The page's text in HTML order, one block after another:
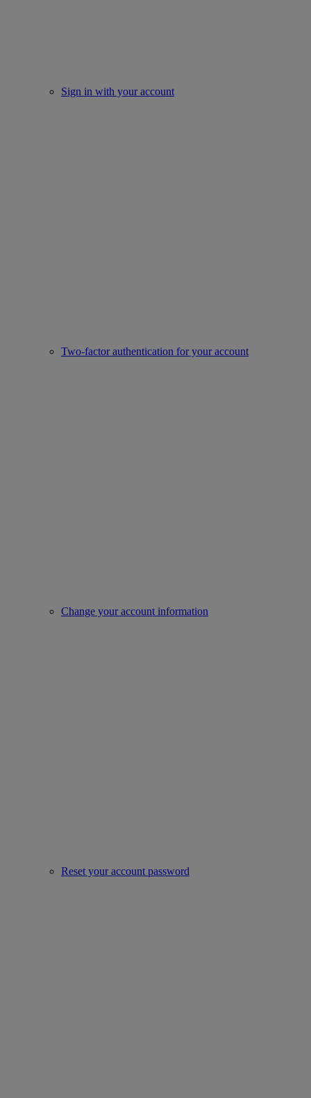
Sign in with your account
Two-factor authentication for your account
Change your account information
Reset your account password